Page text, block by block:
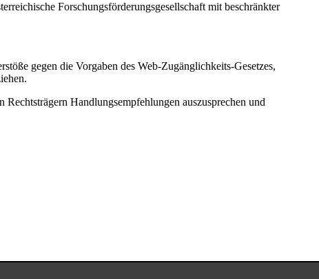
Forschungsförderungsgesellschaft mit beschränkter
gegen die Vorgaben des Web-Zugänglichkeits-Gesetzes,
Handlungsempfehlungen auszusprechen und